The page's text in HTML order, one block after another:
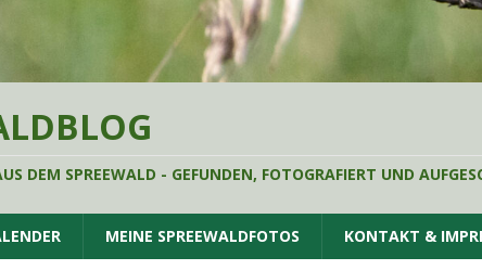
DEM SPREEWALD - GEFUNDEN, FOTOGRAFIERT UND
MEINE SPREEWALDFOTOS KONTAKT &